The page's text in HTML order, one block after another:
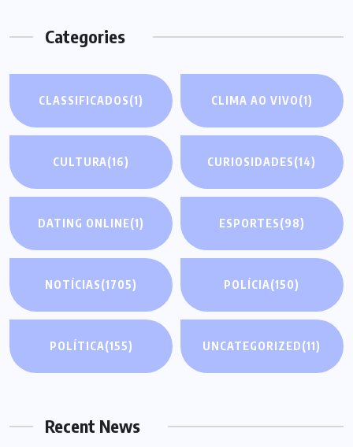
Categories
CLASSIFICADOS(1) CLIMA AO VIVO(1)
CULTURA(16) CURIOSIDADES(14)
DATING ONLINE(1) ESPORTES(98)
NOTÍCIAS(1705) POLÍCIA(150)
POLÍTICA(155) UNCATEGORIZED(11)
Recent News